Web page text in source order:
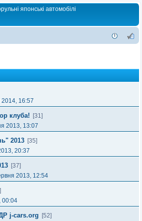
японські автомобілі
2014, 16:57
клуба!
[31]
2013, 13:07
2013 [35]
20:37
[37]
2013, 12:54
00:04
j-cars.org
[52]